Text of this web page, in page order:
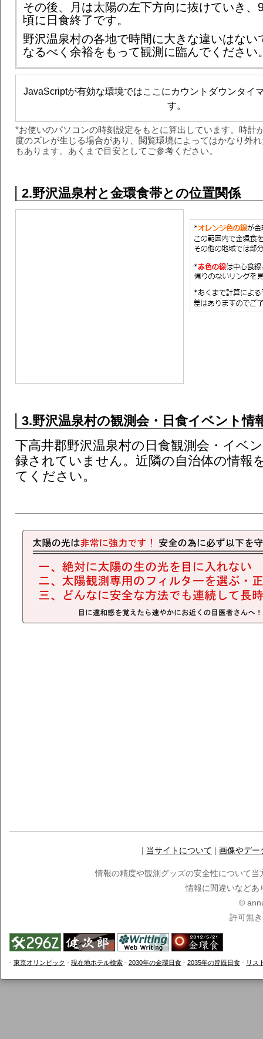
その後、月は太陽の左下方向に抜けていき、
頃に日食終了です。
野沢温泉村の各地で時間に大きな違いはない
なるべく余裕をもって観測に臨んでください
JavaScriptが有効な環境ではここにカウントダウンタイ
す。
*お使いのパソコンの時刻設定をもとに算出しています。時計
度のズレが生じる場合があり、閲覧環境によってはかなり外
もあります。あくまで目安としてご参考ください。
2.野沢温泉村と金環食帯との位置関係
3.野沢温泉村の観測会・日食イベント情
下高井郡野沢温泉村の日食観測会・イベ
録されていません。近隣の自治体の情報
てください。
| 当サイトについて | 画像やデー
情報の精度や観測グッズの安全性について
情報に間違いなどあ
©
許可無
- 東京オリンピック - 現在地ホテル検索 - 2030年の金環日食 - 2035年の皆既日食 - リス